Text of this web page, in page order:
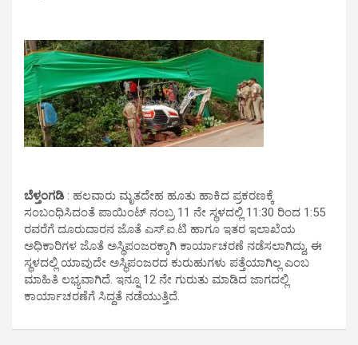
ಬೆಳ್ತಂಗಡಿ: ಹಲವಾರು ಮೃತದೇಹ ಹೂತು ಹಾಕಿದ ಪ್ರಕರಣಕ್ಕೆ
ಸಂಬಂಧಿಸಿದಂತೆ ಪಾಯಿಂಟ್ ನಂಬ್ರ 11 ನೇ ಸ್ಥಳದಲ್ಲಿ 11:30 ರಿಂದ 1:55
ರವರೆಗೆ ದೂರುದಾರನ ಜೊತೆ ಎಸ್.ಐ.ಟಿ ಹಾಗೂ ಇತರ ಇಲಾಖೆಯ
ಅಧಿಕಾರಿಗಳ ಜೊತೆ ಅಸ್ಥಿಪಂಜರಕ್ಕಾಗಿ ಕಾರ್ಯಾಚರಣೆ ನಡೆಸಲಾಗಿದ್ದು, ಈ
ಸ್ಥಳದಲ್ಲಿ ಯಾವುದೇ ಅಸ್ಥಿಪಂಜರದ ಕುರುಹುಗಳು ಪತ್ತೆಯಾಗಿಲ್ಲ ಎಂಬ
ಮಾಹಿತಿ ಲಭ್ಯವಾಗಿದೆ. ಇನ್ನೂ 12 ನೇ ಗುರುತು ಮಾಡಿದ ಜಾಗದಲ್ಲಿ
ಕಾರ್ಯಾಚರಣೆಗೆ ಸಿದ್ದತೆ ನಡೆಯುತ್ತಿದೆ.